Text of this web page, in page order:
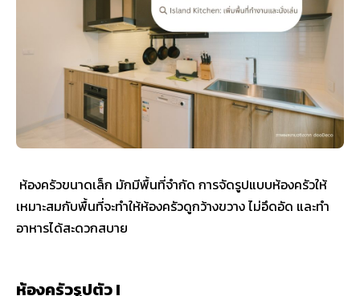
ห้องครัวขนาดเล็ก มักมีพื้นที่จำกัด การจัดรูปแบบห้องครัวให้
เหมาะสมกับพื้นที่จะทำให้ห้องครัวดูกว้างขวาง ไม่อึดอัด และทำ
อาหารได้สะดวกสบาย
ห้องครัวรูปตัว I